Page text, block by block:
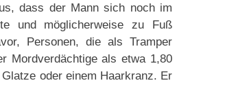
dass der Mann sich noch im
und möglicherweise zu Fuß
Personen, die als Tramper
Mordverdächtige als etwa 1,80
oder einem Haarkranz. Er